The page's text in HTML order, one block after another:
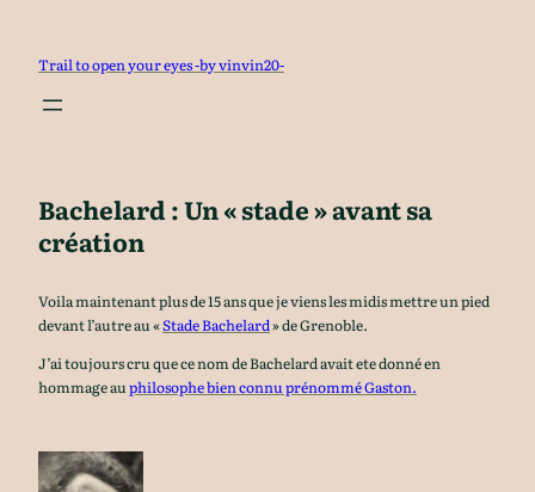
contenu
Trail to open your eyes -by vinvin20-
Bachelard : Un « stade » avant sa
création
Voila maintenant plus de 15 ans que je viens les midis mettre un pied
devant l’autre au «Stade Bachelard» de Grenoble.
J’ai toujours cru que ce nom de Bachelard avait ete donné en
hommage auphilosophe bien connu prénommé Gaston.